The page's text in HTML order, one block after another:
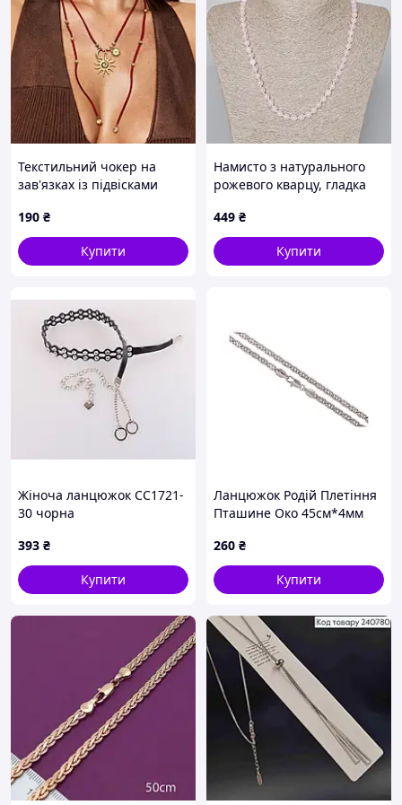
Текстильний чокер на
зав'язках із підвісками
190 ₴
Купити
Намисто з натурального
рожевого кварцу, гладка
49 см
449 ₴
Купити
Жіноча ланцюжок CC1721-
30 чорна
393 ₴
Купити
Ланцюжок Родій Плетіння
Пташине Око 45см*4мм
260 ₴
Купити